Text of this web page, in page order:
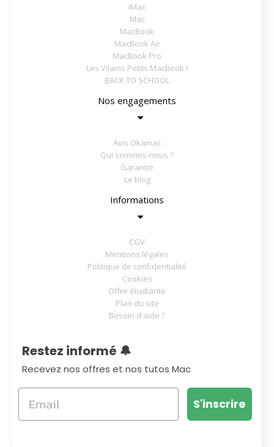
iMac
Mac
MacBook
MacBook Air
MacBook Pro
Les Vilains Petits MacBook !
BACK TO SCHOOL
Nos engagements
Avis Okamac
Qui sommes-nous ?
Garantie
Le blog
Informations
CGV
Mentions légales
Politique de confidentialité
Cookies
Offre étudiante
Plan du site
Besoin d'aide ?
Restez informé 🔔
Recevez nos offres et nos tutos Mac
S'inscrire